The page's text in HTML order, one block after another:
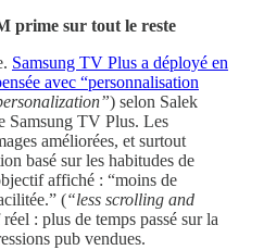
prime sur tout le reste
Samsung TV Plus a déployé en
avec “personnalisation
) selon Salek
Samsung TV Plus. Les
améliorées, et surtout
basé sur les habitudes de
affiché : “moins de
(“less scrolling and
: plus de temps passé sur la
pub vendues.